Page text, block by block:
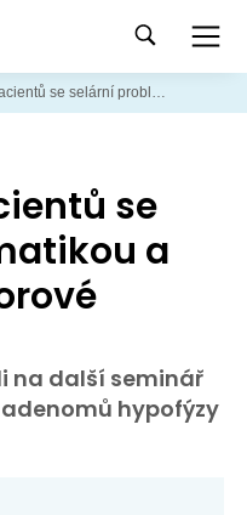
Konzultace pacientů se selární problematikou a využití mezioborové spolupráce
se
a
na další seminář
hypofýzy